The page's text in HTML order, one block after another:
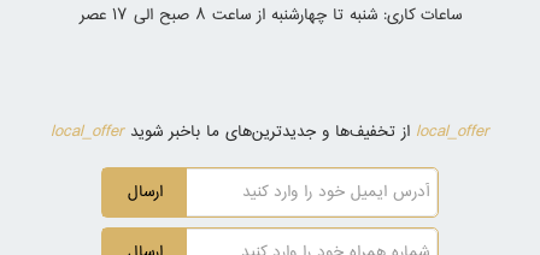
ساعات کاری: شنبه تا چهارشنبه از ساعت 8 صبح الی 17 عصر
local_offer از تخفیف‌ها و جدیدترین‌های ما باخبر شویدlocal_offer
ارسال